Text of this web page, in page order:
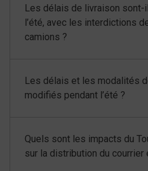
Les délais de livraison sont-
l’été, avec les interdictions
camions ?
Les délais et les modalités
modifiés pendant l’été ?
Quels sont les impacts du
sur la distribution du courrier